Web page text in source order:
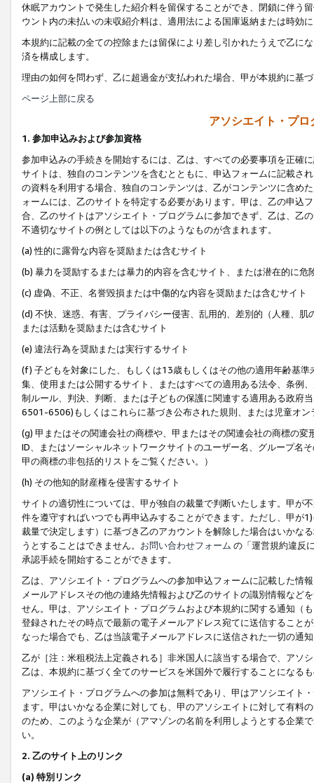
休眠アカウントで発生した紹介料を留保することができ、閉鎖に伴う
ウント内の未払いの未収紹介料は、適用法による国庫返納または時効
本規約に記載の全ての控除または留保により差し引かれたうえで乙に
済を構成します。
理由の如何を問わず、乙に超過金が支払われた場合、甲が本規約に基
ページ上部に戻る
アソシエイト・プ
1. 参加申込みおよび参加資格
参加申込みの手続きを開始するには、乙は、すべての必要事項を正確
サイトは、独自のコンテンツを含むとともに、申込フォームに記載さ
の資料を利用する場合、独自のコンテンツは、乙がコンテンツに含め
ォームには、乙のサイトを特定する必要があります。甲は、乙の申込
合、乙のサイトはアソシエイト・プログラムに参加できず、乙は、乙
不適切なサイトの例としては以下のようなものが含まれます。
(a) 性的に露骨な内容を奨励または含むサイト
(b) 暴力を奨励するまたは暴力的内容を含むサイト、または潜在的に
(c) 虚偽、不正、名誉毀損または中傷的な内容を奨励または含むサイト
(d) 不快、迷惑、有害、プライバシー侵害、乱用的、差別的（人種、
または活動を奨励または含むサイト
(e) 違法行為を奨励または実行するサイト
(f) 子どもを対象にした、もしくは13歳もしくはその他の適用年齢基
集、使用または公開するサイト、またはすべての適用ある法令、条例
制ルール、判決、判断、または子どもの保護に関連する適用ある政府
6501-6506)もしくはこれらに基づき公布された規則、または児童オン
(g) 甲またはその関連会社の商標や、甲またはその関連会社の商標の
ID、またはソーシャルネットワークサイトのユーザー名、グループ名
甲の商標の非包括的リストをご覧ください。）
(h) その他知的財産権を侵害するサイト
サイトの適切性については、甲が独自の裁量で判断いたします。甲が
件を遵守すればいつでも再申込みすることができます。ただし、甲が
裁量で決定します）に基づき乙のアカウントを解除した場合はいかな
うとすることはできません。 お問い合わせフォーム の「運営規約違反
承認手続を開始することができます。
乙は、アソシエイト・プログラムへの参加申込フォームに記載した情
メールアドレスその他の連絡先情報および乙のサイトの識別情報など
せん。甲は、アソシエイト・プログラムおよび本規約に関する通知（
登録されたその時点で最新の電子メールアドレス宛てに送信すること
なった場合でも、乙は当該電子メールアドレスに送信された一切の通
乙が［注：米租税法上定義される］非米国人に該当する場合で、アソ
乙は、本規約に基づく全てのサービスを米国外で履行することになる
アソシエイト・プログラムへの参加は無料であり、甲はアソシエイト
ます。甲はいかなる企業に対しても、甲のアソシエイトに対して有料
のため、このような企業が（アマゾンの名前を利用しようとする企業
い。
2. 乙のサイト上のリンク
(a) 特別リンク